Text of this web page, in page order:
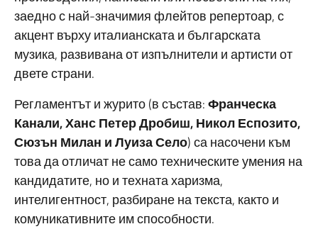
заедно с най-значимия флейтов репертоар, с
акцент върху италианската и българската
музика, развивана от изпълнители и артисти от
двете страни.
Регламентът и журито (в състав:Франческа
Канали, Ханс Петер Дробиш, Никол Еспозито,
Сюзън Милан и Луиза Село) са насочени към
това да отличат не само техническите умения на
кандидатите, но и техната харизма,
интелигентност, разбиране на текста, както и
комуникативните им способности.